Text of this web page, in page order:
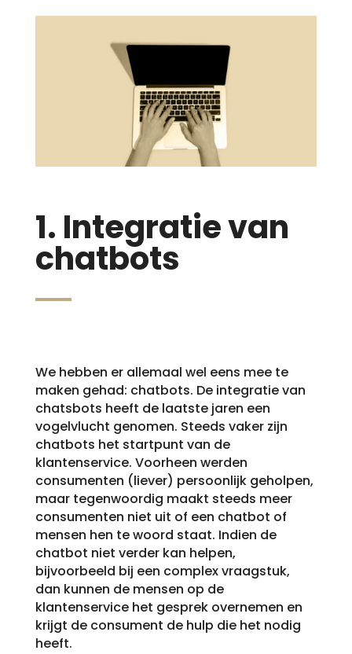
1. Integratie van
chatbots
We hebben er allemaal wel eens mee te
maken gehad: chatbots. De integratie van
chatsbots heeft de laatste jaren een
vogelvlucht genomen. Steeds vaker zijn
chatbots het startpunt van de
klantenservice. Voorheen werden
consumenten (liever) persoonlijk geholpen,
maar tegenwoordig maakt steeds meer
consumenten niet uit of een chatbot of
mensen hen te woord staat. Indien de
chatbot niet verder kan helpen,
bijvoorbeeld bij een complex vraagstuk,
dan kunnen de mensen op de
klantenservice het gesprek overnemen en
krijgt de consument de hulp die het nodig
heeft.